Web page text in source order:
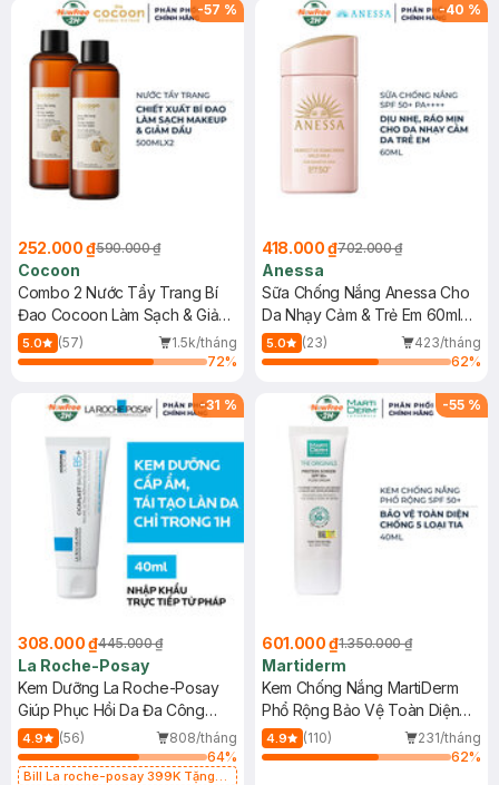
-57 %
252.000 ₫590.000 ₫
Cocoon
Combo 2 Nước Tẩy Trang Bí
Đao Cocoon Làm Sạch & Giảm
Dầu 500ml
5.0 (57)
1.5k/tháng
72%
-40 %
418.000 ₫702.000 ₫
Anessa
Sữa Chống Nắng Anessa Cho
Da Nhạy Cảm & Trẻ Em 60ml
(Mới)
5.0 (23)
423/tháng
62%
-31 %
308.000 ₫445.000 ₫
La Roche-Posay
Kem Dưỡng La Roche-Posay
Giúp Phục Hồi Da Đa Công
Dụng 40ml
4.9 (56)
808/tháng
64%
Bill La roche-posay 399K Tặng
-55 %
601.000 ₫1.350.000 ₫
Martiderm
Kem Chống Nắng MartiDerm
Phổ Rộng Bảo Vệ Toàn Diện
40ml
4.9 (110)
231/tháng
62%